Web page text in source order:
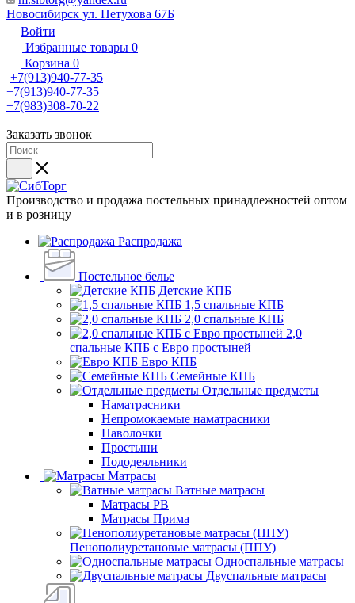
Новосибирск ул. Петухова 67Б
Войти
Избранные товары 0
Корзина 0
+7(913)940-77-35
+7(913)940-77-35
+7(983)308-70-22
Заказать звонок
Производство и продажа постельных принадлежностей оптом
и в розницу
Распродажа
Постельное белье
Детские КПБ
1,5 спальные КПБ
2,0 спальные КПБ
2,0
спальные КПБ с Евро простыней
Евро КПБ
Семейные КПБ
Отдельные предметы
Наматрасники
Непромокаемые наматрасники
Наволочки
Простыни
Пододеяльники
Матрасы
Ватные матрасы
Матрасы РВ
Матрасы Прима
Пенополиуретановые матрасы (ППУ)
Односпальные матрасы
Двуспальные матрасы